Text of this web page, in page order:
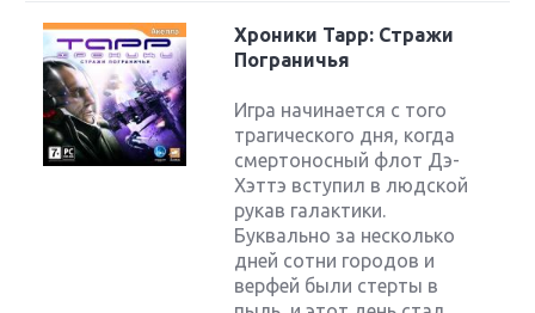
Хроники Тарр: Стражи
Пограничья
Игра начинается с того
трагического дня, когда
смертоносный флот Дэ-
Хэттэ вступил в людской
рукав галактики.
Буквально за несколько
дней сотни городов и
верфей были стерты в